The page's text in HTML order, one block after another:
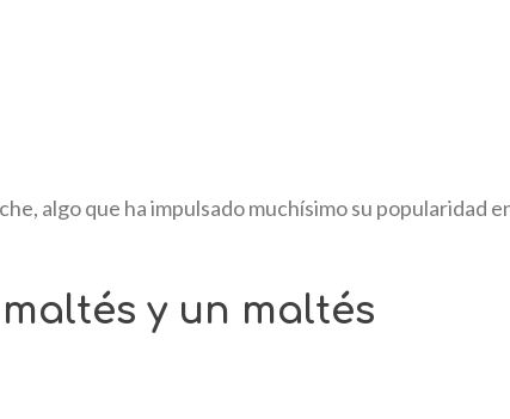
algo que ha impulsado muchísimo su popularidad
y un maltés